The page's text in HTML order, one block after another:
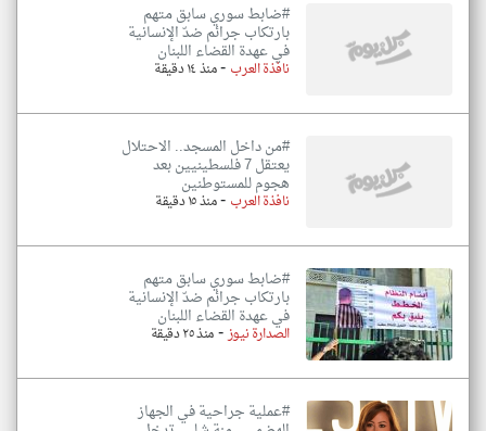
#ضابط سوري سابق متهم
بارتكاب جرائم ضدّ الإنسانية
في عهدة القضاء اللبنان
نافذة العرب -منذ ١٤ دقيقة
#من داخل المسجد.. الاحتلال
يعتقل 7 فلسطينيين بعد
هجوم للمستوطنين
نافذة العرب -منذ ١٥ دقيقة
#ضابط سوري سابق متهم
بارتكاب جرائم ضدّ الإنسانية
في عهدة القضاء اللبنان
الصدارة نيوز-منذ ٢٥ دقيقة
#عملية جراحية في الجهاز